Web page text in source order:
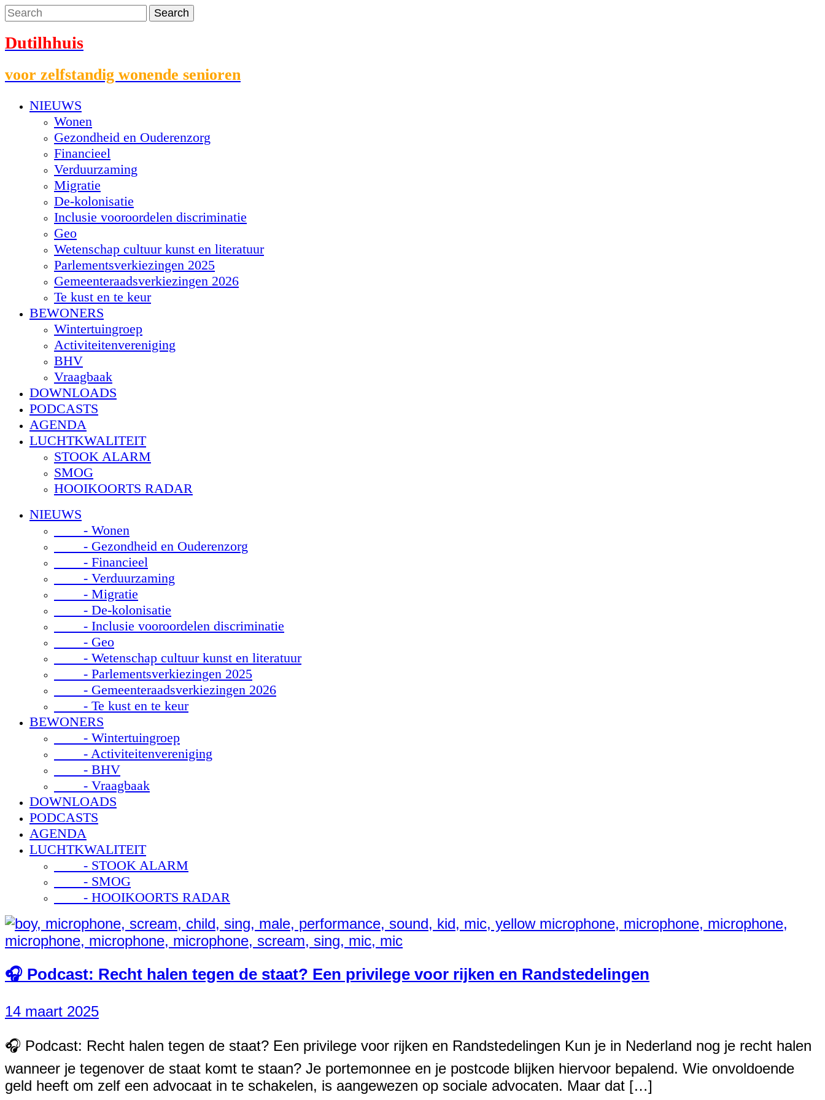
Dutilhhuis
voor zelfstandig wonende senioren
NIEUWS
Wonen
Gezondheid en Ouderenzorg
Financieel
Verduurzaming
Migratie
De-kolonisatie
Inclusie vooroordelen discriminatie
Geo
Wetenschap cultuur kunst en literatuur
Parlementsverkiezingen 2025
Gemeenteraadsverkiezingen 2026
Te kust en te keur
BEWONERS
Wintertuingroep
Activiteitenvereniging
BHV
Vraagbaak
DOWNLOADS
PODCASTS
AGENDA
LUCHTKWALITEIT
STOOK ALARM
SMOG
HOOIKOORTS RADAR
NIEUWS
- Wonen
- Gezondheid en Ouderenzorg
- Financieel
- Verduurzaming
- Migratie
- De-kolonisatie
- Inclusie vooroordelen discriminatie
- Geo
- Wetenschap cultuur kunst en literatuur
- Parlementsverkiezingen 2025
- Gemeenteraadsverkiezingen 2026
- Te kust en te keur
BEWONERS
- Wintertuingroep
- Activiteitenvereniging
- BHV
- Vraagbaak
DOWNLOADS
PODCASTS
AGENDA
LUCHTKWALITEIT
- STOOK ALARM
- SMOG
- HOOIKOORTS RADAR
🎧 Podcast: Recht halen tegen de staat? Een privilege voor rijken en Randstedelingen
14 maart 2025
🎧 Podcast: Recht halen tegen de staat? Een privilege voor rijken en Randstedelingen Kun je in Nederland nog je recht halen
wanneer je tegenover de staat komt te staan? Je portemonnee en je postcode blijken hiervoor bepalend. Wie onvoldoende
geld heeft om zelf een advocaat in te schakelen, is aangewezen op sociale advocaten. Maar dat […]